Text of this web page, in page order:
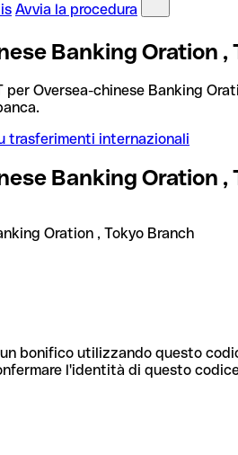
Avvia la procedura
Banking Oration ,
per Oversea-chinese Banking
trasferimenti internazionali
Banking Oration ,
Oration , Tokyo Branch
bonifico utilizzando questo
l'identità di questo